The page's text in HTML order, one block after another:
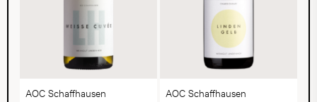
AOC Schaffhausen AOC Schaffhausen